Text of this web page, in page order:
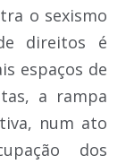
o sexismo
direitos é
espaços de
a rampa
num ato
dos